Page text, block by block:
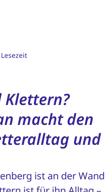
macht den
und
ist an der Wand